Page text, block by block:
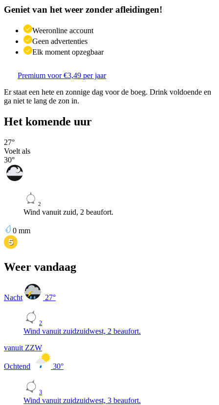
Geniet van het weer zonder afleidingen!
Weeronline account
Geen advertenties
Elk moment opzegbaar
Premium voor €3,49 per jaar
Er staat een hete en zonnige dag voor de boeg. Drink voldoende en
ga niet te lang de zon in.
Het komende uur
27°
Voelt als
30°
2
Wind vanuit zuid, 2 beaufort.
0 mm
Weer vandaag
Nacht 27°
2
Wind vanuit zuidzuidwest, 2 beaufort.
vanuit ZZW
Ochtend 30°
3
Wind vanuit zuidzuidwest, 3 beaufort.